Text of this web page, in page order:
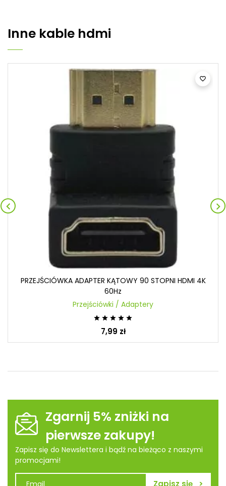
Inne kable hdmi


PRZEJŚCIÓWKA ADAPTER KĄTOWY 90 STOPNI HDMI 4K
60Hz
Przejściówki / Adaptery
    
7,99 zł

Zgarnij 5% zniżki na
pierwsze zakupy!
Zapisz się do Newslettera i bądź na bieżąco z naszymi
promocjami!